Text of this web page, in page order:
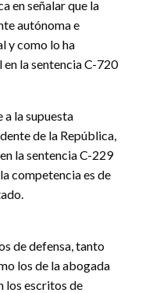
en señalar que la
autónoma e
y como lo ha
la sentencia C-720
la supuesta
de la República,
la sentencia C-229
competencia es de
de defensa, tanto
los de la abogada
los escritos de